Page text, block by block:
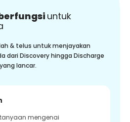
untuk
& telus untuk menjayakan
dari Discovery hingga Discharge
lancar.
mengenai